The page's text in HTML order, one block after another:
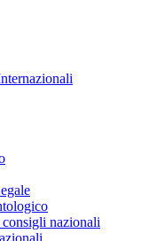
nazionali